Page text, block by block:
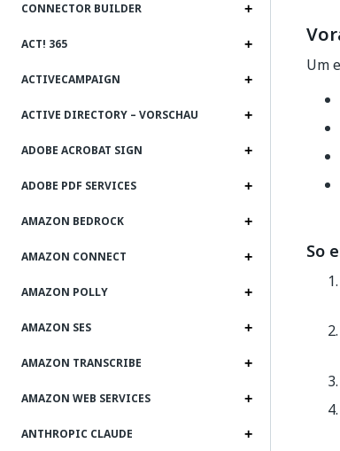
CONNECTOR BUILDER
ACT! 365
ACTIVECAMPAIGN
ACTIVE DIRECTORY – VORSCHAU
ADOBE ACROBAT SIGN
ADOBE PDF SERVICES
AMAZON BEDROCK
AMAZON CONNECT
AMAZON POLLY
AMAZON SES
AMAZON TRANSCRIBE
AMAZON WEB SERVICES
ANTHROPIC CLAUDE
Um
So